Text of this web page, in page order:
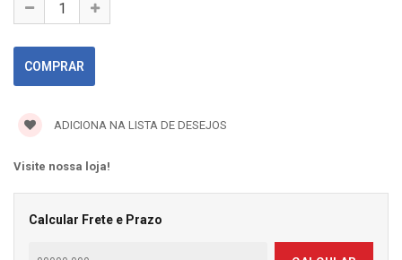
ADICIONA NA LISTA DE DESEJOS
Visite nossa loja!
Calcular Frete e Prazo